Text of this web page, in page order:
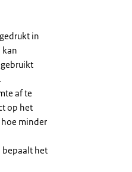
in
kan
af te
op het
hoe minder
bepaalt het